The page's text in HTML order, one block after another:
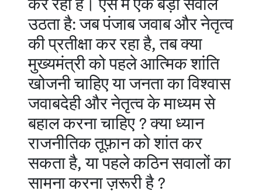
कर रही है। ऐसे में एक बड़ा सवाल
उठता है: जब पंजाब जवाब और नेतृत्व
की प्रतीक्षा कर रहा है, तब क्या
मुख्यमंत्री को पहले आत्मिक शांति
खोजनी चाहिए या जनता का विश्वास
जवाबदेही और नेतृत्व के माध्यम से
बहाल करना चाहिए ? क्या ध्यान
राजनीतिक तूफ़ान को शांत कर
सकता है, या पहले कठिन सवालों का
सामना करना ज़रूरी है ?